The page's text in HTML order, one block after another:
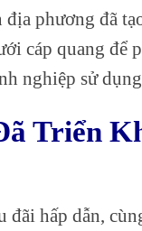
phương đã
cáp quang để
nghiệp sử
Triển
hấp dẫn,